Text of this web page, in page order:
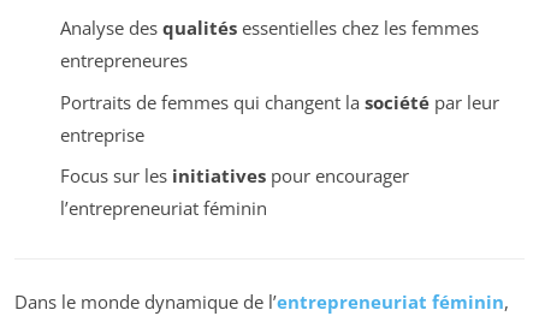
Analyse des qualitésessentielles chez les femmes
entrepreneures
Portraits de femmes qui changent la sociétépar leur
entreprise
Focus sur les initiativespour encourager
l’entrepreneuriat féminin
Dans le monde dynamique de l’entrepreneuriat féminin,